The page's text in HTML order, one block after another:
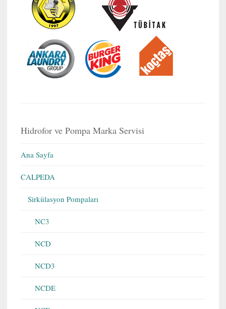
Hidrofor ve Pompa Marka Servisi
Ana Sayfa
CALPEDA
Sirkülasyon Pompaları
NC3
NCD
NCD3
NCDE